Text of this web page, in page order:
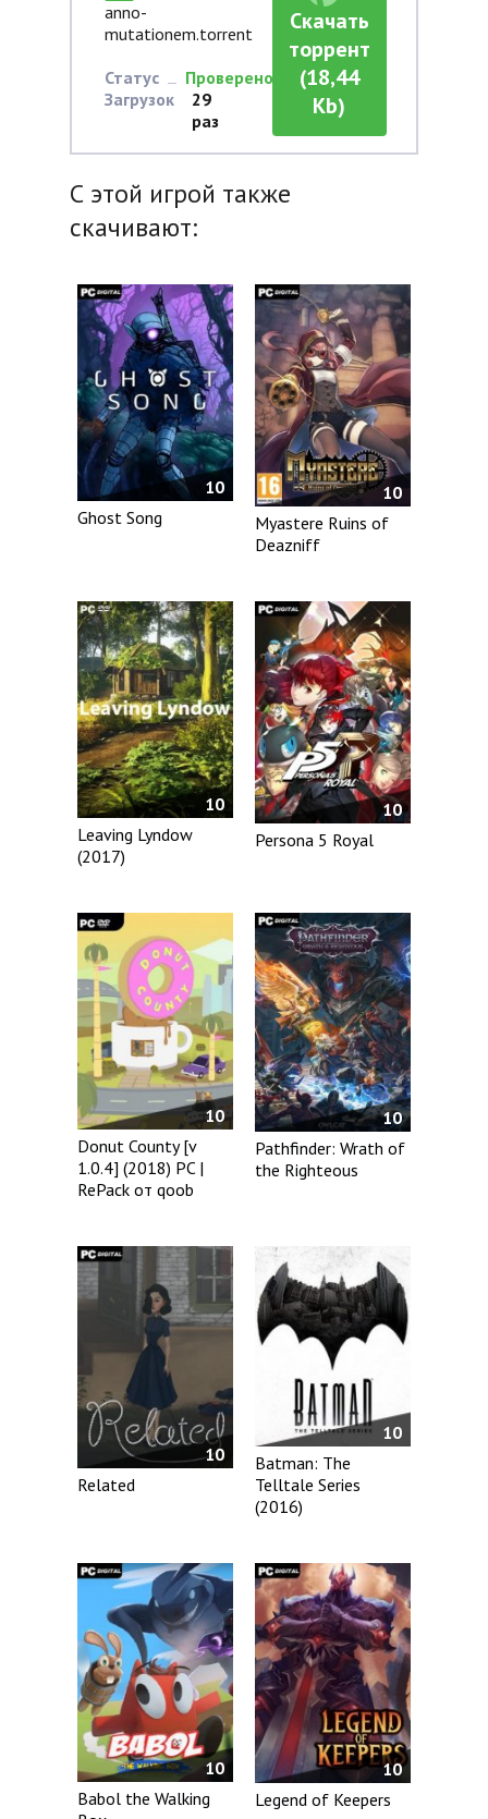
anno-
mutationem.torrent
Статус
Проверено
Загрузок
29
раз
Скачать
торрент
(18,44
Kb)
С этой игрой также
скачивают:
10
Ghost Song
10
Myastere Ruins of
Deazniff
10
Leaving Lyndow
(2017)
10
Persona 5 Royal
10
Donut County [v
1.0.4] (2018) PC |
RePack от qoob
10
Pathfinder: Wrath of
the Righteous
10
Related
10
Batman: The
Telltale Series
(2016)
10
Babol the Walking
10
Legend of Keepers